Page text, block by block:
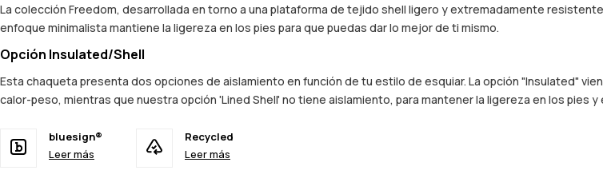
La colección Freedom, desarrollada en torno a una plataforma de tejido shell ligero y extremadamente
enfoque minimalista mantiene la ligereza en los pies para que puedas dar lo mejor de ti mismo.
Opción Insulated/Shell
Esta chaqueta presenta dos opciones de aislamiento en función de tu estilo de esquiar. La opción "Insulated"
calor-peso, mientras que nuestra opción 'Lined Shell' no tiene aislamiento, para mantener la ligereza en los pies y
bluesign®
Leer más
Recycled
Leer más